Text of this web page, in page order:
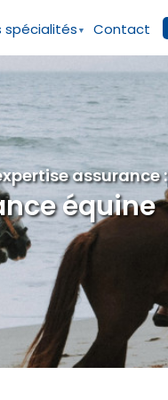
spécialités Contact
assurance :
équine